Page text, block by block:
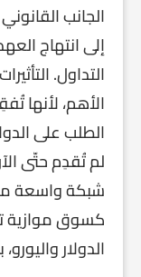
الجانب
إلى انتهاج
التداول.
الأهم، لأنها
الطلب على
لم تُقدِم حتّى
شبكة واسعة
كسوق موازية
الدولار